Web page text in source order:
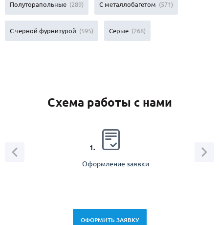
Полуторапольные (289) С металлобагетом (571)
С черной фурнитурой (595) Серые (268)
Схема работы с нами
1.
Оформление заявки
ОФОРМИТЬ ЗАЯВКУ